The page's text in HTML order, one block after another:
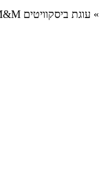
» עוגת ביסקוויטים M&M ופצפוצי שוקולד